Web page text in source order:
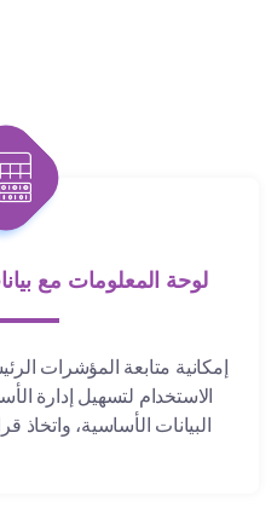
لوحة المعلومات مع
إمكانية متابعة المؤشرات
الاستخدام لتسهيل إدارة
البيانات الأساسية، واتخاذ